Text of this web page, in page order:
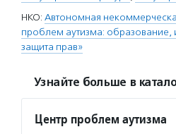
НКО: Автономная
проблем аутизма:
защита прав»
Узнайте больше в
Центр проблем аутизма